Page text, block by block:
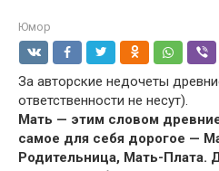
Юмор
За авторские недочеты
ответственности не несут).
Мать — этим словом
самое для себя дорогое —
Родительница, Мать-Плата.